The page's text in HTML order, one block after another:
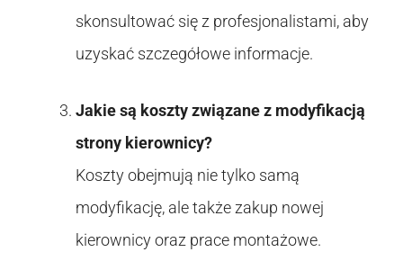
skonsultować się z profesjonalistami, aby
uzyskać szczegółowe informacje.
Jakie są koszty związane z modyfikacją
strony kierownicy?
Koszty obejmują nie tylko samą
modyfikację, ale także zakup nowej
kierownicy oraz prace montażowe.